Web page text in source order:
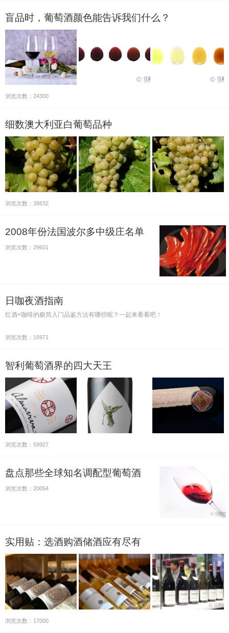
盲品时，葡萄酒颜色能告诉我们什么？
浏览次数：24300
细数澳大利亚白葡萄品种
浏览次数：38632
2008年份法国波尔多中级庄名单
浏览次数：29601
日咖夜酒指南
红酒+咖啡的极简入门品鉴方法有哪些呢？一起来看看吧！
浏览次数：16971
智利葡萄酒界的四大天王
浏览次数：59927
盘点那些全球知名调配型葡萄酒
浏览次数：20054
实用贴：选酒购酒储酒应有尽有
浏览次数：17000